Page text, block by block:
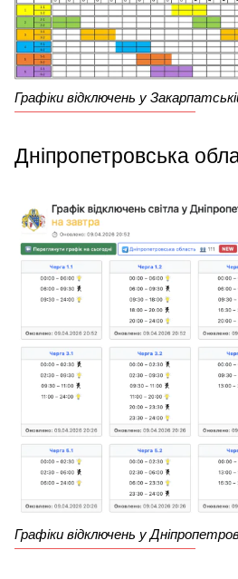
Графіки відключень у
Дніпропетровська
Графіки відключень у